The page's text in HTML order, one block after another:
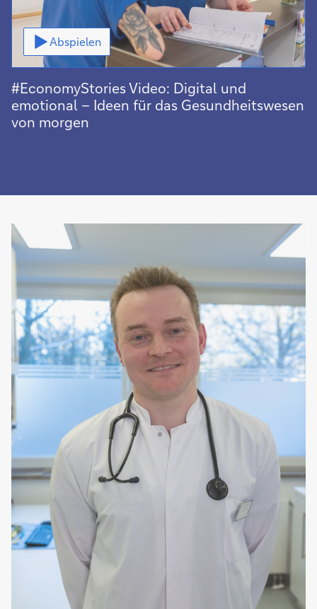
Abspielen
Video
#EconomyStories Video: Digital und
emotional – Ideen für das Gesundheitswesen
von morgen